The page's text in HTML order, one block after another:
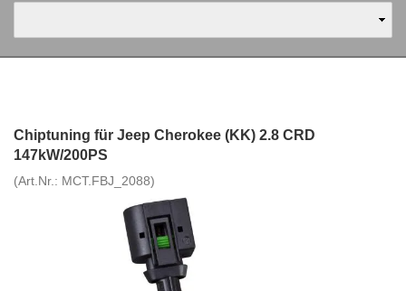
Chiptuning für Jeep Cherokee (KK) 2.8 CRD
147kW/200PS
(Art.Nr.: MCT.FBJ_2088)